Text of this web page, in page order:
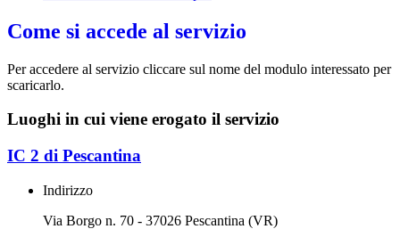
Come si accede al servizio
Per accedere al servizio cliccare sul nome del modulo interessato per
scaricarlo.
Luoghi in cui viene erogato il servizio
IC 2 di Pescantina
Indirizzo
Via Borgo n. 70 - 37026 Pescantina (VR)